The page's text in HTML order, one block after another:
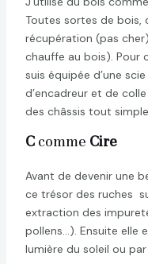
Toutes sortes de bois,
récupération (pas
chauffe au bois). Pour
suis équipée d’une
d’encadreur et de
des châssis tout
Ccomme Cire
Avant de devenir une
ce trésor des ruches
extraction des
pollens…). Ensuite elle
lumière du soleil ou